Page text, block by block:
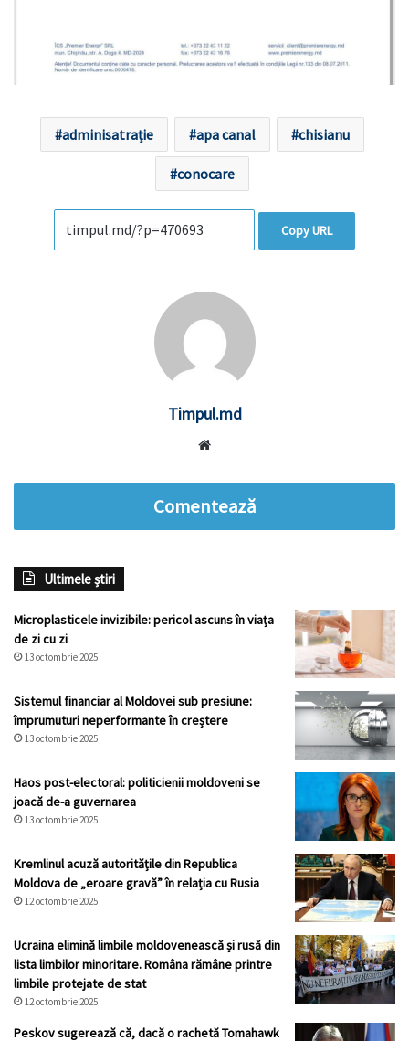
adminisatrație apa canal chisianu
conocare
Copy URL
Timpul.md
Comentează
Ultimele știri
Microplasticele invizibile: pericol ascuns în viața
de zi cu zi
13 octombrie 2025
Sistemul financiar al Moldovei sub presiune:
împrumuturi neperformante în creștere
13 octombrie 2025
Haos post-electoral: politicienii moldoveni se
joacă de-a guvernarea
13 octombrie 2025
Kremlinul acuză autoritățile din Republica
Moldova de „eroare gravă” în relația cu Rusia
12 octombrie 2025
Ucraina elimină limbile moldovenească și rusă din
lista limbilor minoritare. Româna rămâne printre
limbile protejate de stat
12 octombrie 2025
Peskov sugerează că, dacă o rachetă Tomahawk